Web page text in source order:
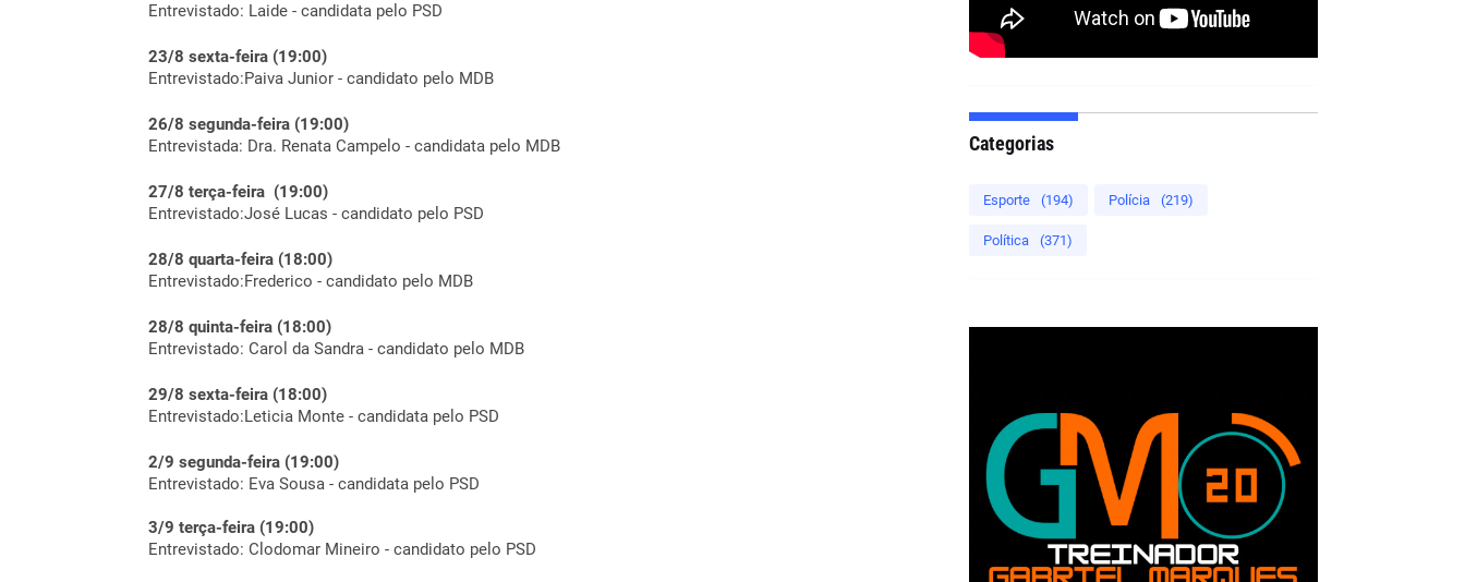
Entrevistado: Laide - candidata pelo PSD
23/8 sexta-feira (19:00)
Entrevistado:Paiva Junior - candidato pelo MDB
26/8 segunda-feira (19:00)
Entrevistada: Dra. Renata Campelo - candidata pelo MDB
27/8 terça-feira (19:00)
Entrevistado:José Lucas - candidato pelo PSD
28/8 quarta-feira (18:00)
Entrevistado:Frederico - candidato pelo MDB
28/8 quinta-feira (18:00)
Entrevistado: Carol da Sandra - candidato pelo MDB
29/8 sexta-feira (18:00)
Entrevistado:Leticia Monte - candidata pelo PSD
2/9 segunda-feira (19:00)
Entrevistado: Eva Sousa - candidata pelo PSD
3/9 terça-feira (19:00)
Entrevistado: Clodomar Mineiro - candidato pelo PSD
Categorias
Esporte (194) Polícia (219)
Política (371)